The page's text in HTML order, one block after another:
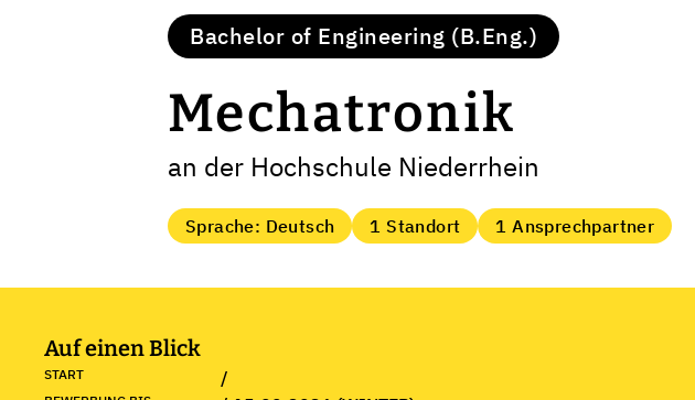
Bachelor of Engineering (B.Eng.)
Mechatronik
an der Hochschule Niederrhein
Sprache: Deutsch 1 Standort 1 Ansprechpartner
Auf einen Blick
START /